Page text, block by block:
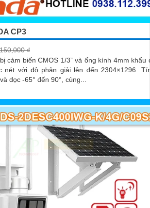
CP3
₫
cảm biến CMOS 1/3” và ống kính 4mm khẩu
với độ phân giải lên đến 2304×1296. Tính năng
dọc -65° đến 90°, cùng...